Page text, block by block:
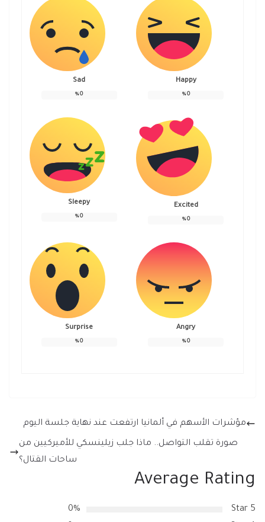
Happy
0
%
Sad
0
%
Excited
0
%
Sleepy
0
%
Angry
0
%
Surprise
0
%
مؤشرات الأسهم في ألمانيا ارتفعت عند نهاية جلسة اليوم
صورة تقلب التواصل.. ماذا جلب زيلينسكي للأميركيين من
ساحات القتال؟
Average Rating
5 Star
0%